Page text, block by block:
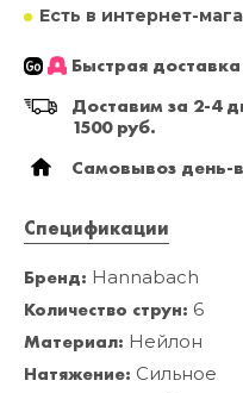
Есть в интернет-
Быстрая
Доставим за 2-4
1500 руб.
Самовывоз день-
Спецификации
Бренд: Hannabach
Количество струн: 6
Материал: Нейлон
Натяжение: Сильное